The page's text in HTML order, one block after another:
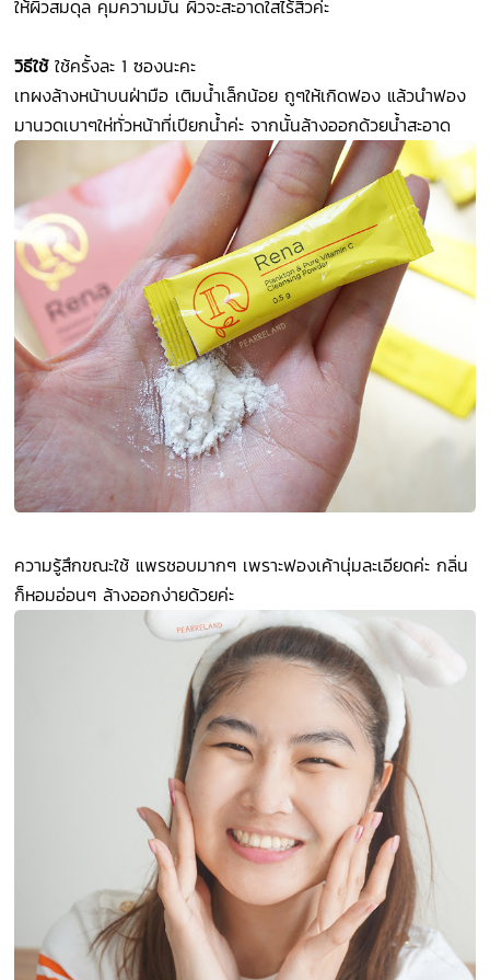
ให้ผิวสมดุล คุมความมัน ผิวจะสะอาดใสไร้สิวค่ะ
วิธีใช้ใช้ครั้งละ 1 ซองนะคะ
เทผงล้างหน้าบนฝ่ามือ เติมน้ำเล็กน้อย ถูๆให้เกิดฟอง แล้วนำฟอง
มานวดเบาๆให่ทั่วหน้าที่เปียกน้ำค่ะ จากนั้นล้างออกด้วยน้ำสะอาด
ความรู้สึกขณะใช้ แพรชอบมากๆ เพราะฟองเค้านุ่มละเอียดค่ะ กลิ่น
ก็หอมอ่อนๆ ล้างออกง่ายด้วยค่ะ